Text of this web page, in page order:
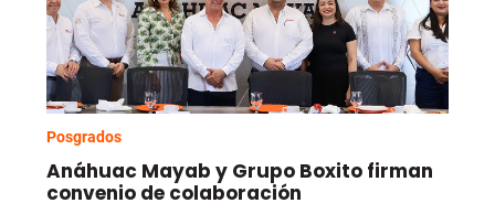
Posgrados
Anáhuac Mayab y Grupo Boxito firman
convenio de colaboración